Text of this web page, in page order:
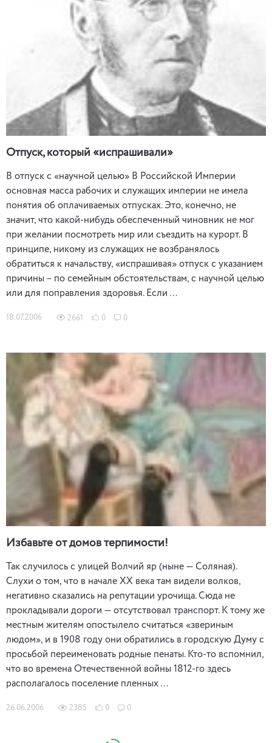
Отпуск, который «испрашивали»
В отпуск с «научной целью» В Российской Империи
основная масса рабочих и служащих империи не имела
понятия об оплачиваемых отпусках. Это, конечно, не
значит, что какой-нибудь обеспеченный чиновник не мог
при желании посмотреть мир или съездить на курорт. В
принципе, никому из служащих не возбранялось
обратиться к начальству, «испрашивая» отпуск с указанием
причины – по семейным обстоятельствам, с научной целью
или для поправления здоровья. Если …
18.07.2006 2661 0 0
Избавьте от домов терпимости!
Так случилось с улицей Волчий яр (ныне — Соляная).
Слухи о том, что в начале ХХ века там видели волков,
негативно сказались на репутации урочища. Сюда не
прокладывали дороги — отсутствовал транспорт. К тому же
местным жителям опостылело считаться «звериным
людом», и в 1908 году они обратились в городскую Думу с
просьбой переименовать родные пенаты. Кто-то вспомнил,
что во времена Отечественной войны 1812-го здесь
располагалось поселение пленных …
26.06.2006 2385 0 0